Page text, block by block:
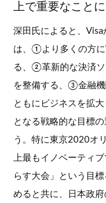
上で重要なこと
深田氏によると、
は、①より多くの方に
る、②革新的な決済
を整備する、③金融機
ともにビジネスを拡
となる戦略的な目標
う。特に東京2020オ
上最もイノベーティ
らす大会」という目
めると共に、日本政